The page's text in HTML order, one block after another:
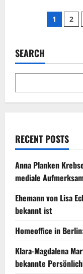
Was
Macht
Posts
1 2
SEARCH
RECENT POSTS
Anna Planken
mediale
Ehemann von Lisa
bekannt ist
Homeoffice in
Klara-Magdalena
bekannte